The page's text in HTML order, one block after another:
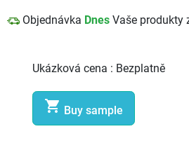
Objednávka Dnes Vaše produkty
Ukázková cena : Bezplatně
 Buy sample